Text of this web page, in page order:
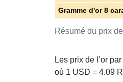
Résumé du prix
Gramme d'or 8
Les prix de l’or
où 1 USD = 4.09